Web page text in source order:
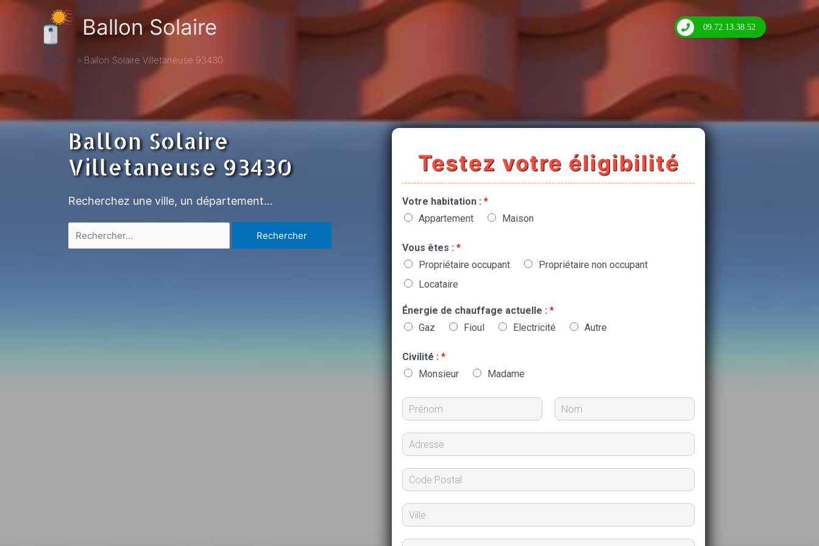
Ballon Solaire 09.72.13.38.52
Accueil Ballon Solaire Villetaneuse 93430
Ballon Solaire
Villetaneuse 93430
Recherchez une ville, un département…
Testez votre éligibilité
Votre habitation : *
Appartement
Maison
Vous êtes : *
Propriétaire occupant
Propriétaire non occupant
Locataire
Énergie de chauffage actuelle : *
Gaz
Fioul Electricité Autre
Civilité : *
Monsieur
Madame